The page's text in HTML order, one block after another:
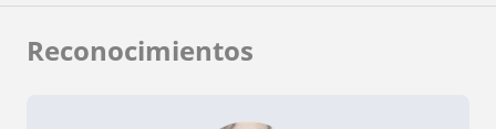
Reconocimientos